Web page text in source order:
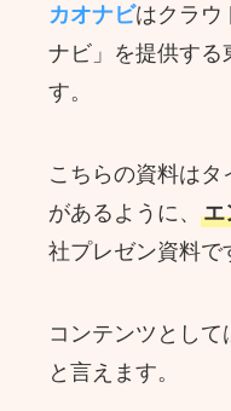
カオナビはクラウ
ナビ」を提供する
す。
こちらの資料は
があるように、エ
社プレゼン資料で
コンテンツとし
と言えます。